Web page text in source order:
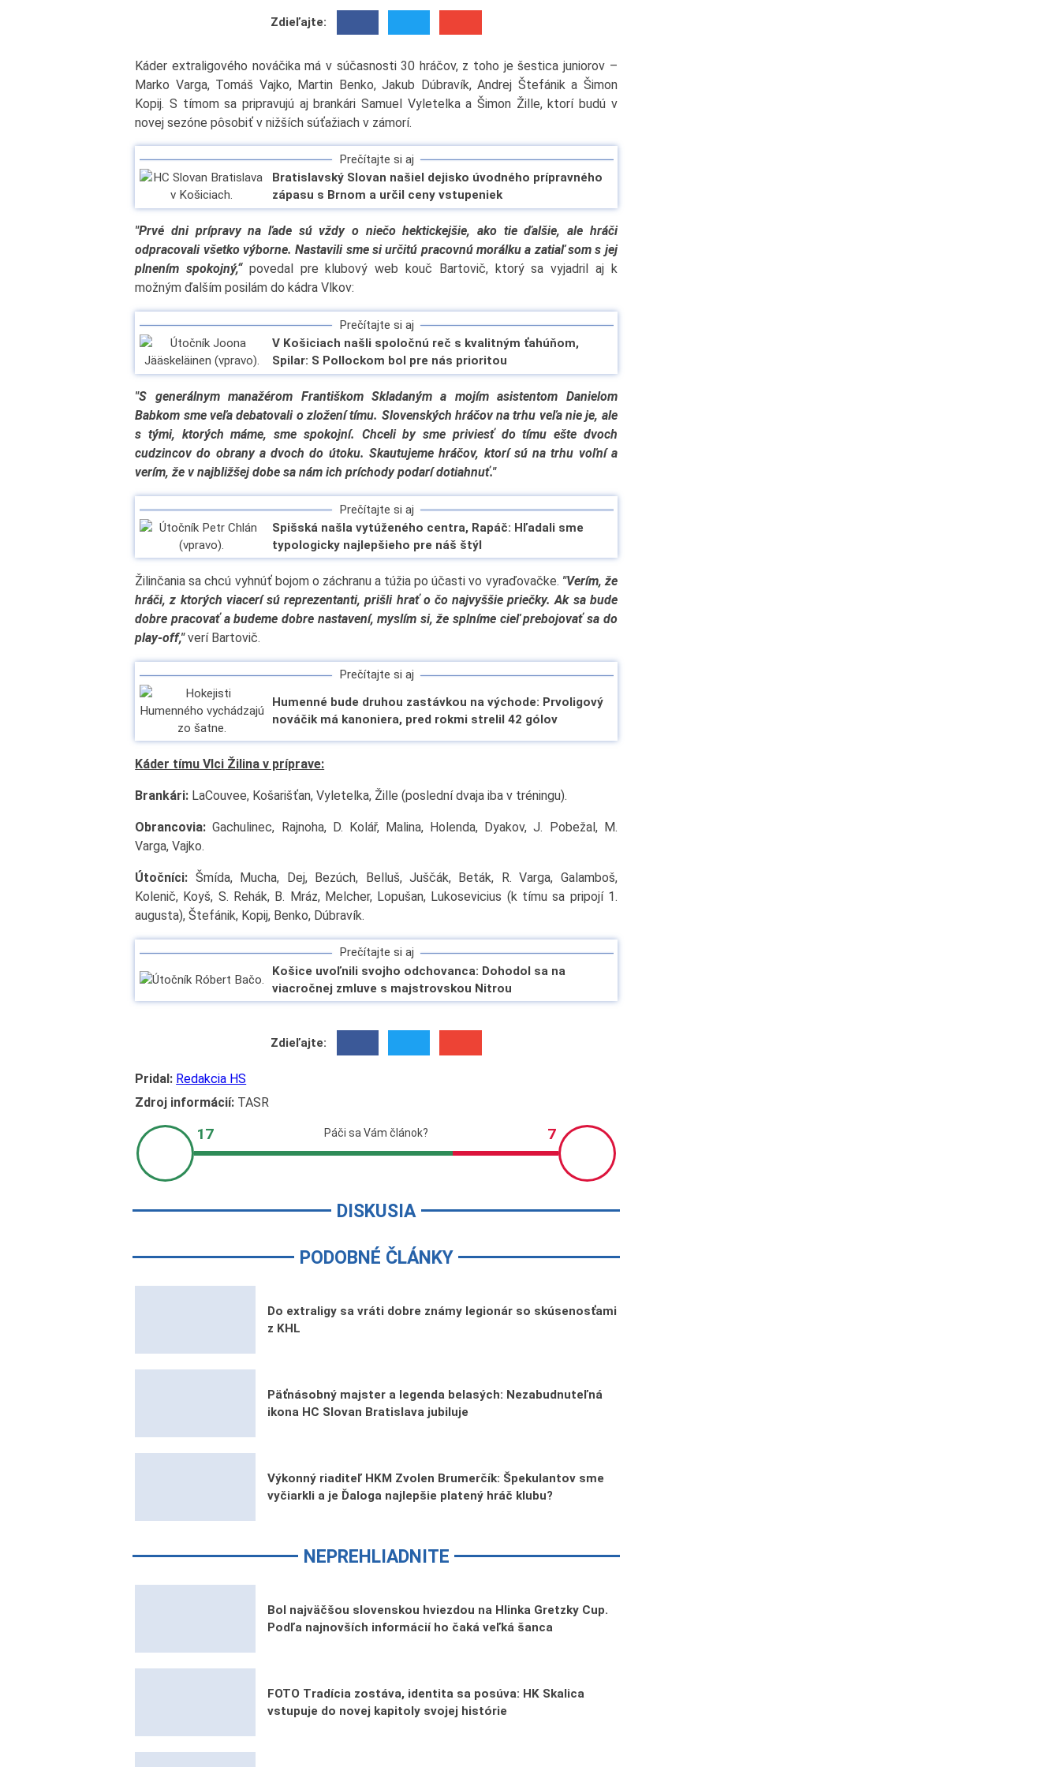
Zdieľajte:
Káder extraligového nováčika má v súčasnosti 30 hráčov, z toho je šestica juniorov –
Marko Varga, Tomáš Vajko, Martin Benko, Jakub Dúbravík, Andrej Štefánik a Šimon
Kopij. S tímom sa pripravujú aj brankári Samuel Vyletelka a Šimon Žille, ktorí budú v
novej sezóne pôsobiť v nižších súťažiach v zámorí.
Prečítajte si aj
Bratislavský Slovan našiel dejisko úvodného prípravného
zápasu s Brnom a určil ceny vstupeniek
"Prvé dni prípravy na ľade sú vždy o niečo hektickejšie, ako tie ďalšie, ale hráči
odpracovali všetko výborne. Nastavili sme si určitú pracovnú morálku a zatiaľ som s jej
plnením spokojný,“povedal pre klubový web kouč Bartovič, ktorý sa vyjadril aj k
možným ďalším posilám do kádra Vlkov:
Prečítajte si aj
V Košiciach našli spoločnú reč s kvalitným ťahúňom,
Spilar: S Pollockom bol pre nás prioritou
"S generálnym manažérom Františkom Skladaným a mojím asistentom Danielom
Babkom sme veľa debatovali o zložení tímu. Slovenských hráčov na trhu veľa nie je, ale
s tými, ktorých máme, sme spokojní. Chceli by sme priviesť do tímu ešte dvoch
cudzincov do obrany a dvoch do útoku. Skautujeme hráčov, ktorí sú na trhu voľní a
verím, že v najbližšej dobe sa nám ich príchody podarí dotiahnuť."
Prečítajte si aj
Spišská našla vytúženého centra, Rapáč: Hľadali sme
typologicky najlepšieho pre náš štýl
Žilinčania sa chcú vyhnúť bojom o záchranu a túžia po účasti vo vyraďovačke. "Verím, že
hráči, z ktorých viacerí sú reprezentanti, prišli hrať o čo najvyššie priečky. Ak sa bude
dobre pracovať a budeme dobre nastavení, myslím si, že splníme cieľ prebojovať sa do
play-off,"verí Bartovič.
Prečítajte si aj
Humenné bude druhou zastávkou na východe: Prvoligový
nováčik má kanoniera, pred rokmi strelil 42 gólov
Káder tímu Vlci Žilina v príprave:
Brankári: LaCouvee, Košarišťan, Vyletelka, Žille (poslední dvaja iba v tréningu).
Obrancovia: Gachulinec, Rajnoha, D. Kolář, Malina, Holenda, Dyakov, J. Pobežal, M.
Varga, Vajko.
Útočníci: Šmída, Mucha, Dej, Bezúch, Belluš, Juščák, Beták, R. Varga, Galamboš,
Kolenič, Koyš, S. Rehák, B. Mráz, Melcher, Lopušan, Lukosevicius (k tímu sa pripojí 1.
augusta), Štefánik, Kopij, Benko, Dúbravík.
Prečítajte si aj
Košice uvoľnili svojho odchovanca: Dohodol sa na
viacročnej zmluve s majstrovskou Nitrou
Zdieľajte:
Pridal: Redakcia HS
Zdroj informácií: TASR
DISKUSIA
PODOBNÉ ČLÁNKY
Do extraligy sa vráti dobre známy legionár so skúsenosťami
z KHL
Päťnásobný majster a legenda belasých: Nezabudnuteľná
ikona HC Slovan Bratislava jubiluje
Výkonný riaditeľ HKM Zvolen Brumerčík: Špekulantov sme
vyčiarkli a je Ďaloga najlepšie platený hráč klubu?
NEPREHLIADNITE
Bol najväčšou slovenskou hviezdou na Hlinka Gretzky Cup.
Podľa najnovších informácií ho čaká veľká šanca
FOTO Tradícia zostáva, identita sa posúva: HK Skalica
vstupuje do novej kapitoly svojej histórie